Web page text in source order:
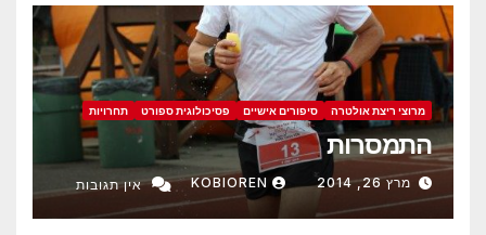
מרוצי ריצת אולטרה סיפורים אישיים פסיכולוגית ספורט תחרויות
התמסרות
מרץ 26, 2014 KOBIOREN אין תגובות